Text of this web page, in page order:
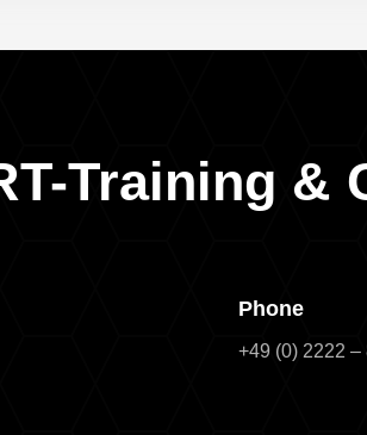
Training &
Phone
+49 (0) 2222 –